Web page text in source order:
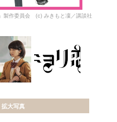
製作委員会 (c) みきもと凜／講談社
拡大写真